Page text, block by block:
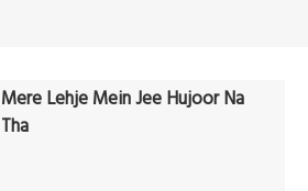
Mere Lehje Mein Jee Hujoor Na
Tha